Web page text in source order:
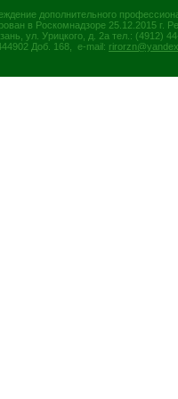
дополнительного
в Роскомнадзоре 25.12.2015
ул. Урицкого, д. 2а тел.: (4912)
Доб. 168, e-mail: